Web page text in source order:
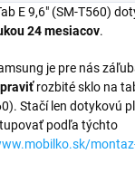
E 9,6" (SM-T560)
24 mesiacov.
je pre nás
rozbité sklo na
Stačí len dotykovú
podľa týchto